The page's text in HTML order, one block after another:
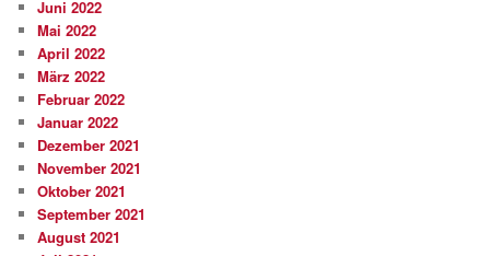
Juni 2022
Mai 2022
April 2022
März 2022
Februar 2022
Januar 2022
Dezember 2021
November 2021
Oktober 2021
September 2021
August 2021